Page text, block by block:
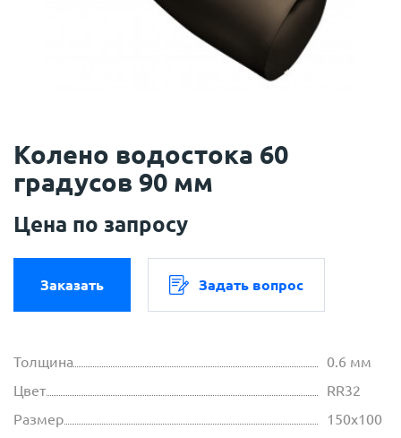
Колено водостока 60
градусов 90 мм
Цена по запросу
Заказать Задать вопрос
Толщина
0.6 мм
Цвет
RR32
Размер
150х100